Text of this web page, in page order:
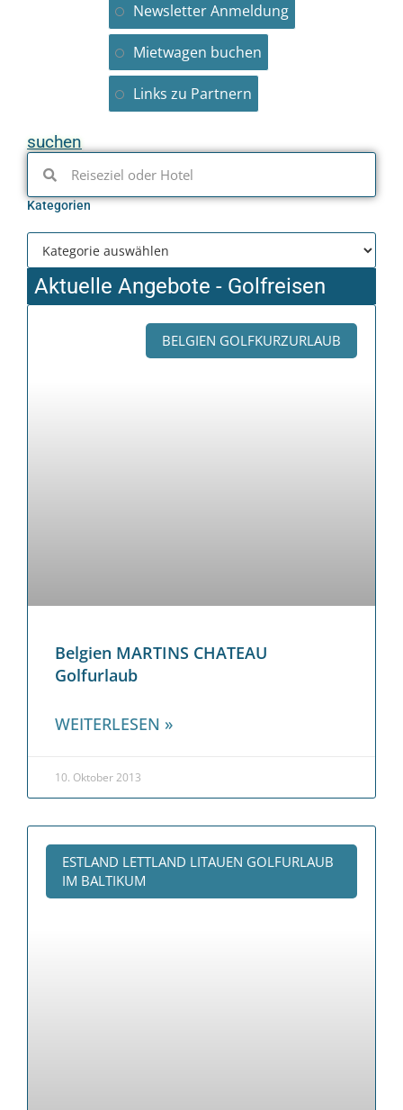
Newsletter Anmeldung
Mietwagen buchen
Links zu Partnern
suchen
Kategorien
Aktuelle Angebote - Golfreisen
BELGIEN GOLFKURZURLAUB
Belgien MARTINS CHATEAU
Golfurlaub
WEITERLESEN »
10. Oktober 2013
ESTLAND LETTLAND LITAUEN GOLFURLAUB
IM BALTIKUM